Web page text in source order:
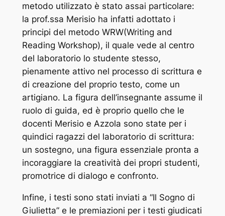
metodo utilizzato è stato assai particolare:
la prof.ssa Merisio ha infatti adottato i
principi del metodo WRW(Writing and
Reading Workshop), il quale vede al centro
del laboratorio lo studente stesso,
pienamente attivo nel processo di scrittura e
di creazione del proprio testo, come un
artigiano. La figura dell’insegnante assume il
ruolo di guida, ed è proprio quello che le
docenti Merisio e Azzola sono state per i
quindici ragazzi del laboratorio di scrittura:
un sostegno, una figura essenziale pronta a
incoraggiare la creatività dei propri studenti,
promotrice di dialogo e confronto.
Infine, i testi sono stati inviati a “Il Sogno di
Giulietta” e le premiazioni per i testi giudicati